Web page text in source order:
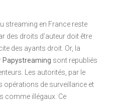
streaming en France reste
des droits d’auteur doit être
des ayants droit. Or, la
Papystreaming sont republiés
Les autorités, par le
opérations de surveillance et
comme illégaux. Ce